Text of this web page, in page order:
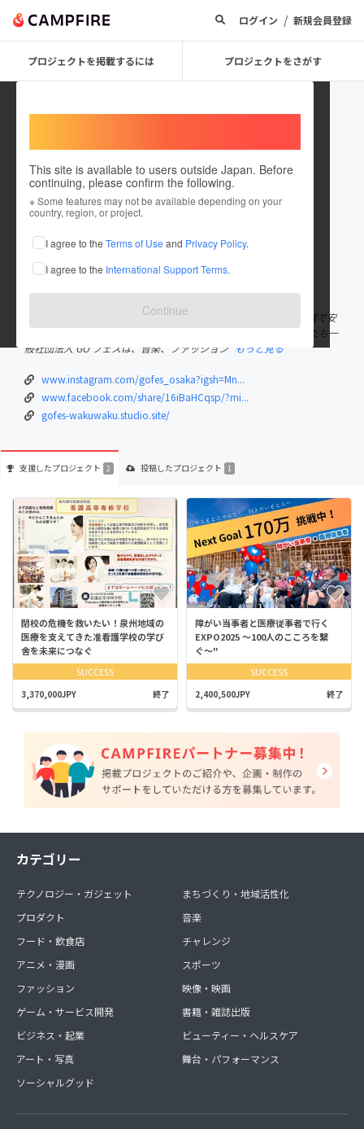
ログイン / 新規会員登録
プロジェクトを掲載するには プロジェクトをさがす
This site is available to users outside Japan. Before
continuing, please confirm the following.
※ Some features may not be available depending on your
country, region, or project.
I agree to the Terms of Use and Privacy Policy.
I agree to the International Support Terms.
Continue
一般社団法人 GOフェス
これまでに2回支援して1件のプロジェクトを投稿しています
在住国：日本 現在地：大阪府
出身国：日本 出身地：大阪府
私たちは、泉大津市にて障害のある人や高齢者、子どもたちが地域で安
心して暮らせる社会実現に向けて活動している市民団体です。 私たち一
般社団法人 GO フェスは、音楽、ファッション もっと見る
www.instagram.com/gofes_osaka?igsh=Mn...
www.facebook.com/share/16iBaHCqsp/?mi...
gofes-wakuwaku.studio.site/
支援したプロジェクト 2 投稿したプロジェクト 1
閉校の危機を救いたい！泉州地域の
医療を支えてきた准看護学校の学び
舎を未来につなぐ
SUCCESS
3,370,000JPY 終了
障がい当事者と医療従事者で行く
EXPO2025 〜100人のこころを繋
ぐ〜"
SUCCESS
2,400,500JPY 終了
カテゴリー
テクノロジー・ガジェット
プロダクト
フード・飲食店
アニメ・漫画
ファッション
ゲーム・サービス開発
ビジネス・起業
アート・写真
ソーシャルグッド
まちづくり・地域活性化
音楽
チャレンジ
スポーツ
映像・映画
書籍・雑誌出版
ビューティー・ヘルスケア
舞台・パフォーマンス